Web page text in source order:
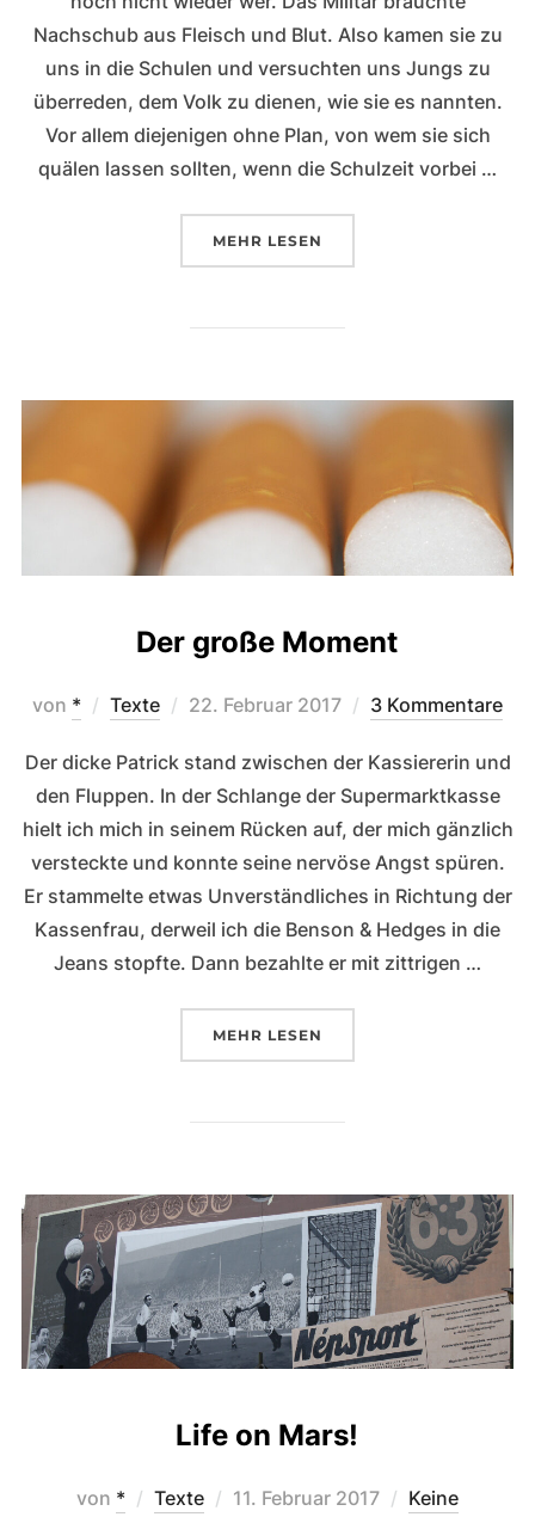
Nachschub aus Fleisch und Blut. Also kamen sie zu
uns in die Schulen und versuchten uns Jungs zu
überreden, dem Volk zu dienen, wie sie es nannten.
Vor allem diejenigen ohne Plan, von wem sie sich
quälen lassen sollten, wenn die Schulzeit vorbei …
MEHR ÜBER „BLOOD AND HONOR“
LESEN
Der große Moment
von * Texte
Veröffentlicht
22. Februar 2017 3 Kommentare
Der dicke Patrick stand zwischen der Kassiererin und
den Fluppen. In der Schlange der Supermarktkasse
hielt ich mich in seinem Rücken auf, der mich gänzlich
versteckte und konnte seine nervöse Angst spüren.
Er stammelte etwas Unverständliches in Richtung der
Kassenfrau, derweil ich die Benson & Hedges in die
Jeans stopfte. Dann bezahlte er mit zittrigen …
MEHR ÜBER „DER GROSSE MOMENT“
LESEN
Life on Mars!
von * Texte
Veröffentlicht
11. Februar 2017
Keine